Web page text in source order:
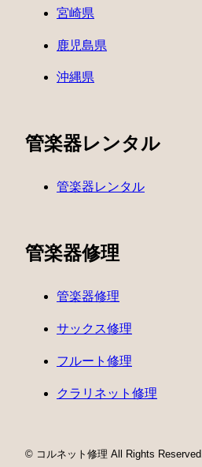
宮崎県
鹿児島県
沖縄県
管楽器レンタル
管楽器レンタル
管楽器修理
管楽器修理
サックス修理
フルート修理
クラリネット修理
© コルネット修理 All Rights Reserved.